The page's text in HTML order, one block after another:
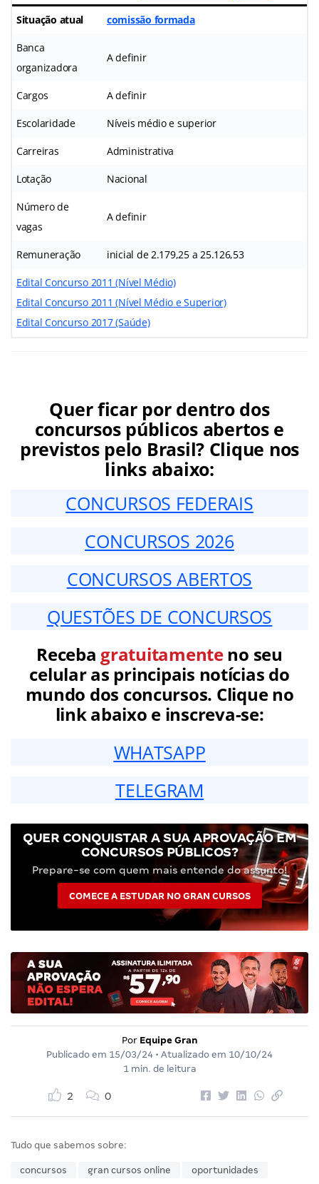
Situação atual comissão formada
Banca
organizadora
A definir
Cargos A definir
Escolaridade Níveis médio e superior
Carreiras Administrativa
Lotação Nacional
Número de
vagas
A definir
Remuneração inicial de 2.179,25 a 25.126,53
Edital Concurso 2011 (Nível Médio)
Edital Concurso 2011 (Nível Médio e Superior)
Edital Concurso 2017 (Saúde)
Quer ficar por dentro dos
concursos públicos abertos e
previstos pelo Brasil? Clique nos
links abaixo:
CONCURSOS FEDERAIS
CONCURSOS 2026
CONCURSOS ABERTOS
QUESTÕES DE CONCURSOS
Receba gratuitamenteno seu
celular as principais notícias do
mundo dos concursos. Clique no
link abaixo e inscreva-se:
WHATSAPP
TELEGRAM
QUER CONQUISTAR A SUA APROVAÇÃO EM
CONCURSOS PÚBLICOS?
Prepare-se com quem mais entende do assunto!
COMECE A ESTUDAR NO GRAN CURSOS
Por Equipe Gran
Publicado em 15/03/24 • Atualizado em 10/10/24
1 min. de leitura
2 0
Tudo que sabemos sobre:
concursos gran cursos online oportunidades